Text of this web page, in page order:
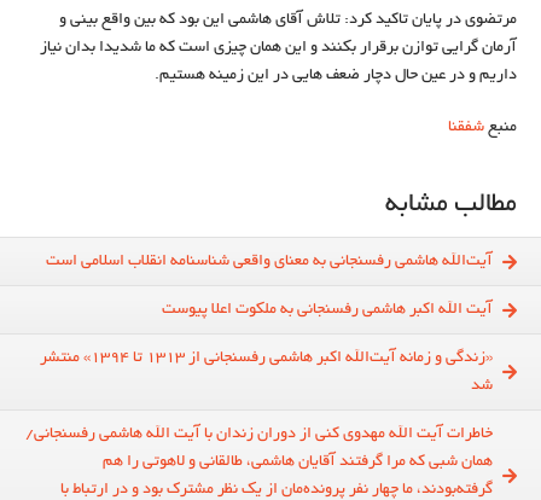
مرتضوی در پایان تاکید کرد: تلاش آقای هاشمی این بود که بین واقع بینی و
آرمان گرایی توازن برقرار بکنند و این همان چیزی است که ما شدیدا بدان نیاز
داریم و در عین حال دچار ضعف هایی در این زمینه هستیم.
منبع شفقنا
مطالب مشابه
آیت‌الله هاشمی رفسنجانی به معنای واقعی شناسنامه انقلاب اسلامی است
آیت الله اکبر هاشمی رفسنجانی به ملکوت اعلا پیوست
«زندگی و زمانه آیت‌الله اکبر هاشمی رفسنجانی از 1313 تا 1394» منتشر
شد
خاطرات آیت الله مهدوی کنی از دوران زندان با آیت الله هاشمی رفسنجانی/
همان شبی که مرا گرفتند آقایان هاشمی، طالقانی و لاهوتی را هم
گرفته‌بودند، ما چهار نفر پرونده‌مان از یک نظر مشترک بود و در ارتباط با